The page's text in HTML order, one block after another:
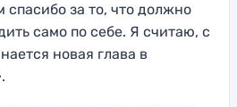
спасибо за то, что должно
само по себе. Я считаю, с
новая глава в